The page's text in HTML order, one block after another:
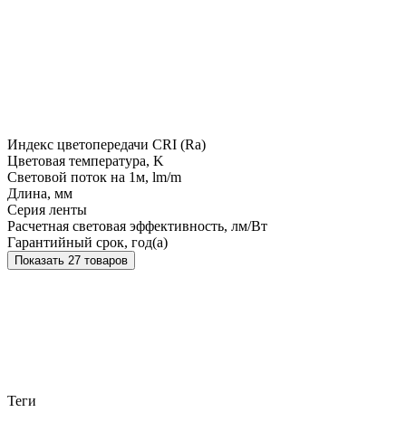
Индекс цветопередачи CRI (Ra)
Цветовая температура, K
Световой поток на 1м, lm/m
Длина, мм
Серия ленты
Расчетная световая эффективность, лм/Вт
Гарантийный срок, год(а)
Показать 27 товаров
Теги